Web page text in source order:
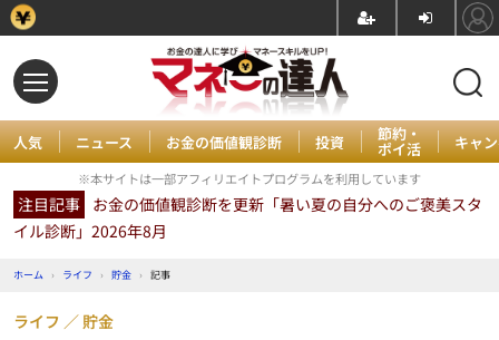
人気 ニュース お金の価値観診断 投資 節約・
ポイ活 キャ
※本サイトは一部アフィリエイトプログラムを利用しています
注目記事 お金の価値観診断を更新「暑い夏の自分へのご褒美スタ
イル診断」2026年8月
ホーム › ライフ › 貯金 › 記事
ライフ 貯金